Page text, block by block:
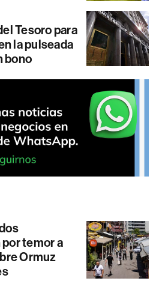
Tesoro para
la pulseada
bono
temor a
Ormuz